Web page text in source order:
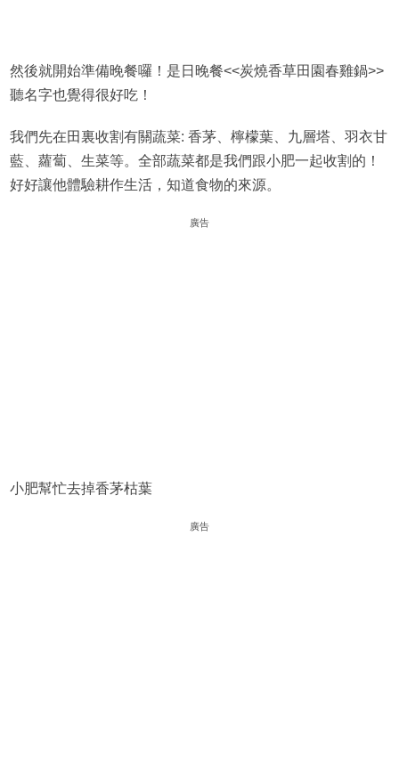
然後就開始準備晚餐囉！是日晚餐<<炭燒香草田園春雞鍋>>
聽名字也覺得很好吃！
我們先在田裏收割有關蔬菜: 香茅、檸檬葉、九層塔、羽衣甘
藍、蘿蔔、生菜等。全部蔬菜都是我們跟小肥一起收割的！
好好讓他體驗耕作生活，知道食物的來源。
廣告
小肥幫忙去掉香茅枯葉
廣告